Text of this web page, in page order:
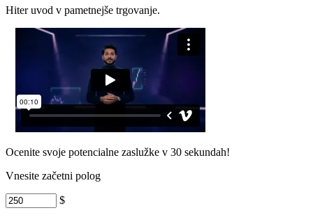
Hiter uvod v pametnejše trgovanje.
Ocenite svoje potencialne zaslužke v 30 sekundah!
Vnesite začetni polog
$